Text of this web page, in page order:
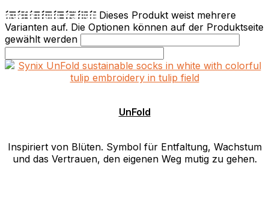
Ausführung wählen Dieses Produkt weist mehrere
Varianten auf. Die Optionen können auf der Produktseite
gewählt werden
UnFold
Inspiriert von Blüten. Symbol für Entfaltung, Wachstum
und das Vertrauen, den eigenen Weg mutig zu gehen.